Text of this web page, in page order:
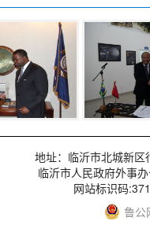
地址：临沂市北城新
临沂市人民政府外事
网站标识码
鲁公